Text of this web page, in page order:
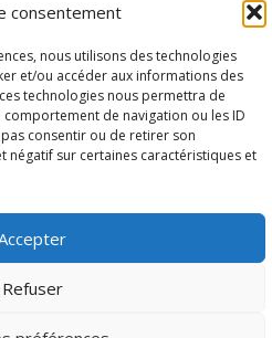
consentement
nous utilisons des technologies
et/ou accéder aux informations des
technologies nous permettra de
de navigation ou les ID
consentir ou de retirer son
négatif sur certaines caractéristiques et
Refuser
:quels indicateurs
la situation en